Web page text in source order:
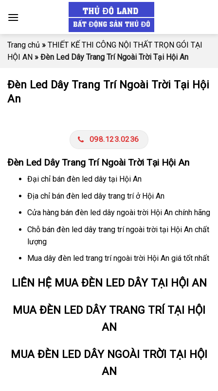
Trang chủ » THIẾT KẾ THI CÔNG NỘI THẤT TRỌN GÓI TẠI
HỘI AN » Đèn Led Dây Trang Trí Ngoài Trời Tại Hội An
Đèn Led Dây Trang Trí Ngoài Trời Tại Hội
An
098.123.0236
Đèn Led Dây Trang Trí Ngoài Trời Tại Hội An
Đại chỉ bán đèn led dây tại Hội An
Địa chỉ bán đèn led dây trang trí ở Hội An
Cửa hàng bán đèn led dây ngoài trời Hội An chính hãng
Chỗ bán đèn led dây trang trí ngoài trời tại Hội An chất
lượng
Mua dây đèn led trang trí ngoài trời Hội An giá tốt nhất
LIÊN HỆ MUA ĐÈN LED DÂY TẠI HỘI AN
MUA ĐÈN LED DÂY TRANG TRÍ TẠI HỘI
AN
MUA ĐÈN LED DÂY NGOÀI TRỜI TẠI HỘI
AN